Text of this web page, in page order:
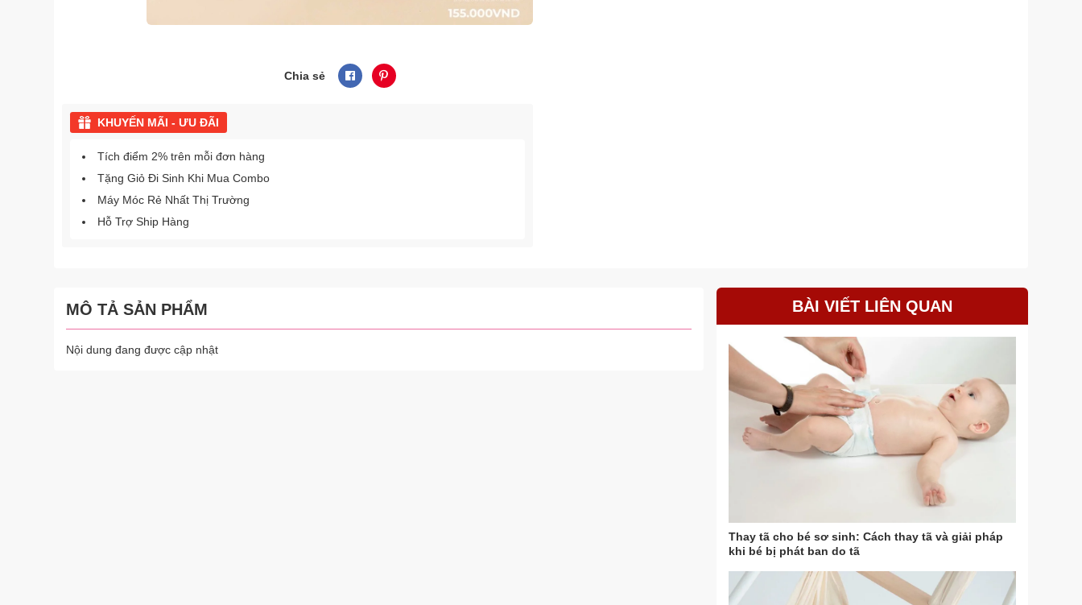
Chia sẻ
KHUYẾN MÃI - ƯU ĐÃI
Tích điểm 2% trên mỗi đơn hàng
Tặng Giỏ Đi Sinh Khi Mua Combo
Máy Móc Rẻ Nhất Thị Trường
Hỗ Trợ Ship Hàng
MÔ TẢ SẢN PHẨM
Nội dung đang được cập nhật
BÀI VIẾT LIÊN QUAN
Thay tã cho bé sơ sinh: Cách thay tã và giải pháp
khi bé bị phát ban do tã